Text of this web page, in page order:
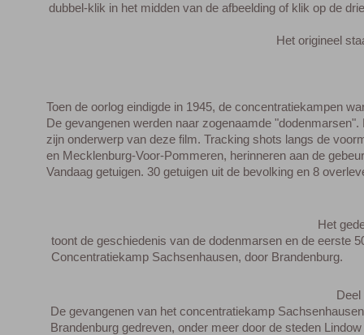
dubbel-klik in het midden van de afbeelding of klik op de
Het origineel staat in de voorkant
Toen de oorlog eindigde in 1945, de concentratiekampen
De gevangenen werden naar zogenaamde
zijn onderwerp van deze film. Tracking shots langs de
en Mecklenburg-Voor-Pommeren, herinneren aan de
Vandaag getuigen. 30 getuigen uit de bevolking en 8
Het gedeelte (45
toont de geschiedenis van de dodenmarsen en de eerste
Concentratiekamp Sachsenhausen, door Brandenburg.
Deel 2 (50
De gevangenen van het concentratiekamp Sachsenhausen
Brandenburg gedreven, onder meer door de steden Lindow